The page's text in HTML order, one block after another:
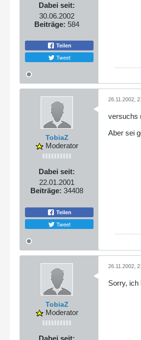
Dabei seit:
30.06.2002
Beiträge: 584
Teilen
Tweet
TobiaZ
Moderator
Dabei seit:
22.01.2001
Beiträge: 34408
Teilen
Tweet
26.11.2002,
versuchs
Aber sei
TobiaZ
Moderator
Dabei seit:
26.11.2002,
Sorry, ich